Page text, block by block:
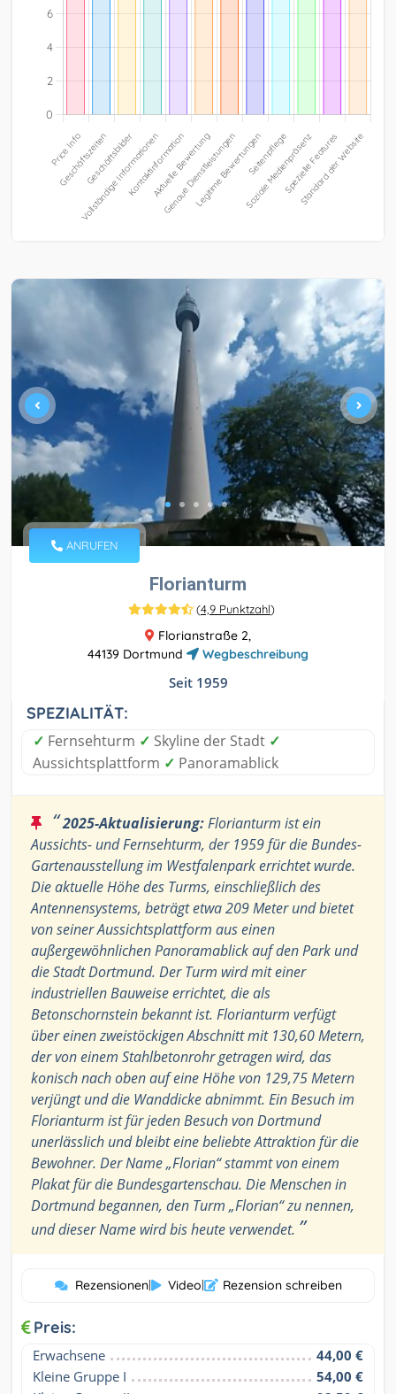
ANRUFEN
Florianturm
(4,9 Punktzahl)
Florianstraße 2,
44139 Dortmund
Wegbeschreibung
Seit 1959
SPEZIALITÄT:
✓ Fernsehturm ✓ Skyline der Stadt ✓
Aussichtsplattform ✓ Panoramablick
“2025-Aktualisierung:Florianturm ist ein
Aussichts- und Fernsehturm, der 1959 für die Bundes-
Gartenausstellung im Westfalenpark errichtet wurde.
Die aktuelle Höhe des Turms, einschließlich des
Antennensystems, beträgt etwa 209 Meter und bietet
von seiner Aussichtsplattform aus einen
außergewöhnlichen Panoramablick auf den Park und
die Stadt Dortmund. Der Turm wird mit einer
industriellen Bauweise errichtet, die als
Betonschornstein bekannt ist. Florianturm verfügt
über einen zweistöckigen Abschnitt mit 130,60 Metern,
der von einem Stahlbetonrohr getragen wird, das
konisch nach oben auf eine Höhe von 129,75 Metern
verjüngt und die Wanddicke abnimmt. Ein Besuch im
Florianturm ist für jeden Besuch von Dortmund
unerlässlich und bleibt eine beliebte Attraktion für die
Bewohner. Der Name „Florian“ stammt von einem
Plakat für die Bundesgartenschau. Die Menschen in
Dortmund begannen, den Turm „Florian“ zu nennen,
und dieser Name wird bis heute verwendet. ”
Rezensionen| Video| Rezension schreiben
Preis:
Erwachsene
44,00 €
Kleine Gruppe I
54,00 €